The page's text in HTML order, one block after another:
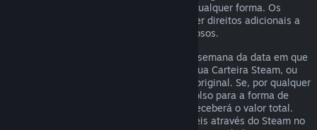
analisaremos o pedido de reembolso de qualquer forma. Os
consumidores em certas regiões podem ter direitos adicionais a
um reembolso em casos de jogos defeituosos.
O reembolso será emitido dentro de uma semana da data em que
foi aprovado. Receberás o reembolso na tua Carteira Steam, ou
diretamente para a forma de pagamento original. Se, por qualquer
razão, o Steam não puder emitir o reembolso para a forma de
pagamento inicial, a tua Carteira Steam receberá o valor total.
(Algumas formas de pagamento disponíveis através do Steam no